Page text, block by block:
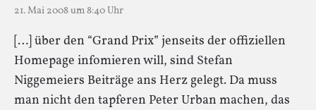
21. Mai 2008 um 8:40 Uhr
[…] über den “Grand Prix” jenseits der offiziellen
Homepage infomieren will, sind Stefan
Niggemeiers Beiträge ans Herz gelegt. Da muss
man nicht den tapferen Peter Urban machen, das